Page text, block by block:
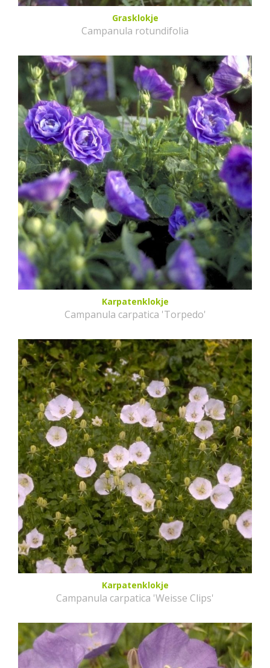
Grasklokje
Campanula rotundifolia
Karpatenklokje
Campanula carpatica 'Torpedo'
Karpatenklokje
Campanula carpatica 'Weisse Clips'